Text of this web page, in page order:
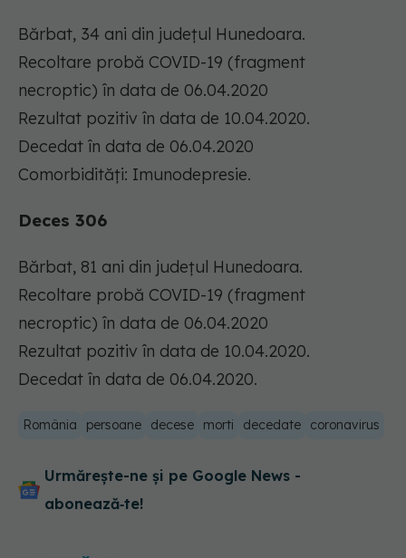
Bărbat, 34 ani din județul Hunedoara.
Recoltare probă COVID-19 (fragment
necroptic) în data de 06.04.2020
Rezultat pozitiv în data de 10.04.2020.
Decedat în data de 06.04.2020
Comorbidități: Imunodepresie.
Deces 306
Bărbat, 81 ani din județul Hunedoara.
Recoltare probă COVID-19 (fragment
necroptic) în data de 06.04.2020
Rezultat pozitiv în data de 10.04.2020.
Decedat în data de 06.04.2020.
România persoane decese morti decedate coronavirus
Urmărește-ne și pe Google News -
abonează‑te!